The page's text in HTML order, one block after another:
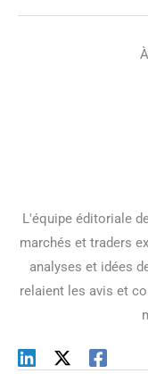
L'équipe éditoriale
marchés et traders
analyses et idées
relaient les avis et